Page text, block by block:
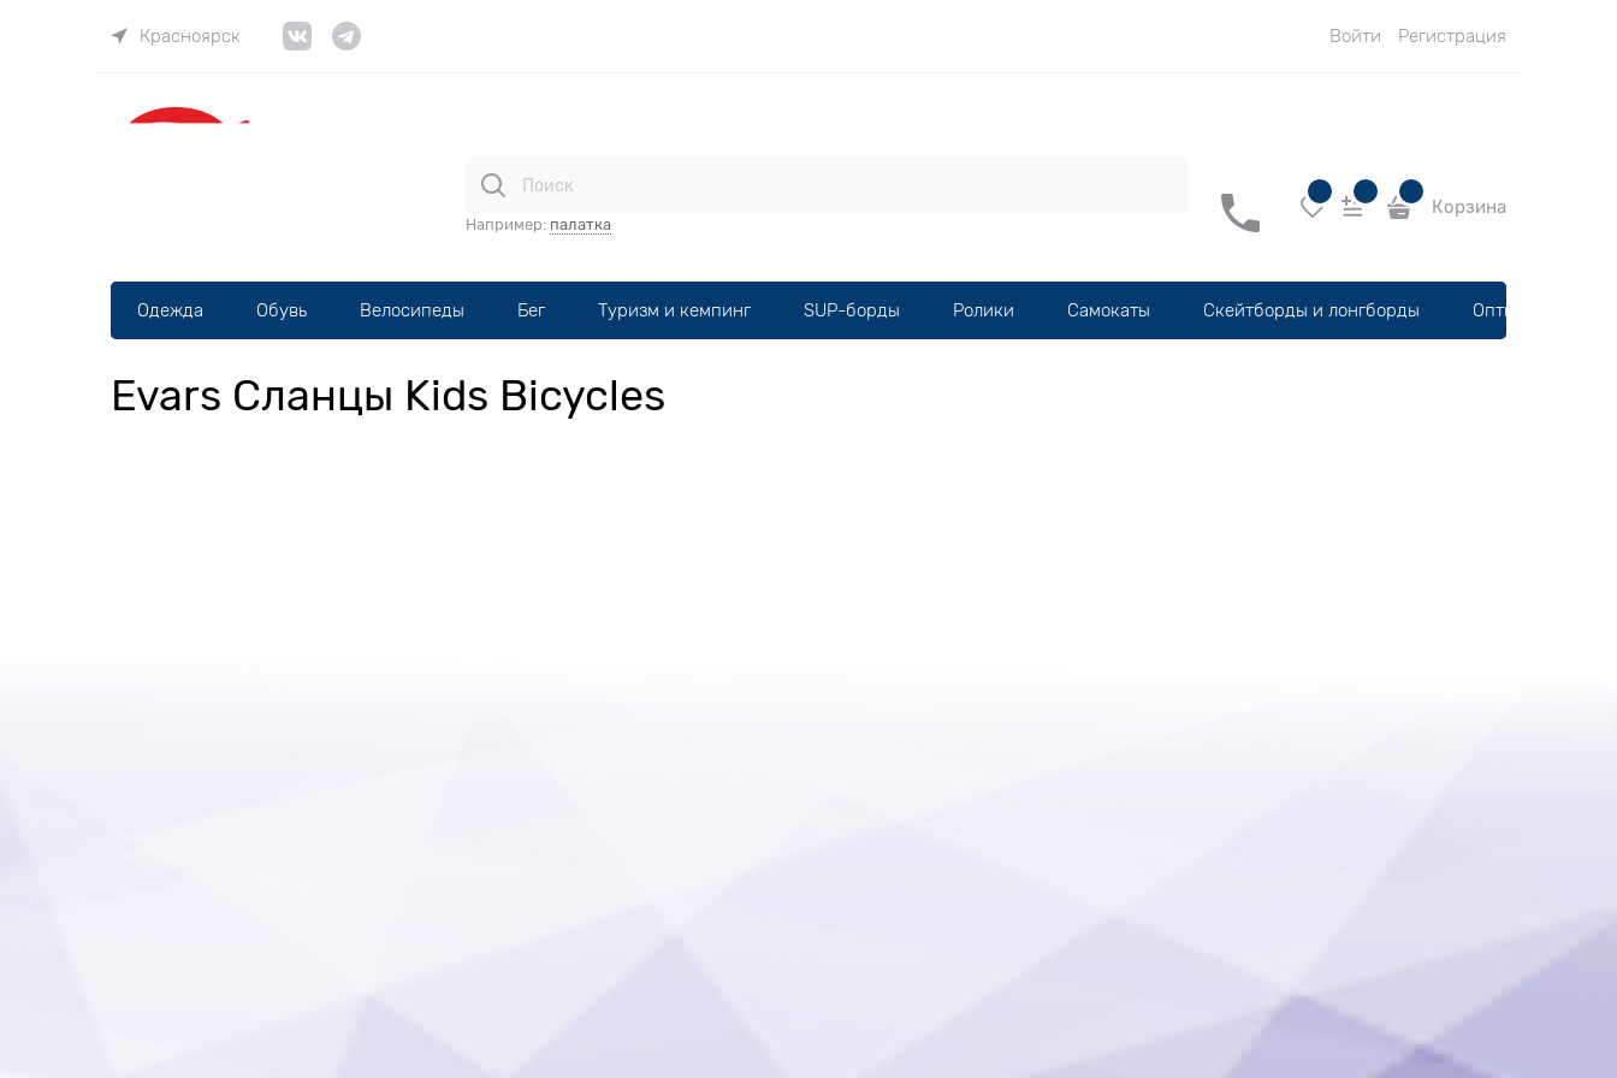
Красноярск Войти Регистрация
Например: палатка
Корзина
Одежда Обувь Велосипеды Бег Туризм и кемпинг SUP-борды Ролики Самокаты Скейтборды и лонгборды Оптика, шлемы
Evars Сланцы Kids Bicycles